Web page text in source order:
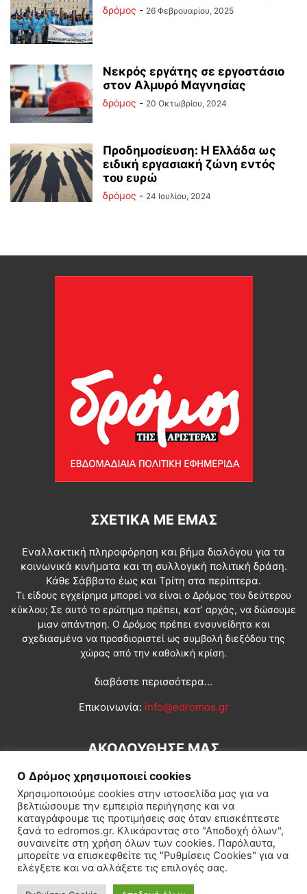
δρόμος - 26 Φεβρουαρίου, 2025
Νεκρός εργάτης σε εργοστάσιο
στον Αλμυρό Μαγνησίας
δρόμος - 20 Οκτωβρίου, 2024
Προδημοσίευση: Η Ελλάδα ως
ειδική εργασιακή ζώνη εντός
του ευρώ
δρόμος - 24 Ιουλίου, 2024
ΣΧΕΤΙΚΆ ΜΕ ΕΜΆΣ
Εναλλακτική πληροφόρηση και βήμα διαλόγου για τα
κοινωνικά κινήματα και τη συλλογική πολιτική δράση.
Κάθε Σάββατο έως και Τρίτη στα περίπτερα.
Τι είδους εγχείρημα μπορεί να είναι ο Δρόμος του δεύτερου
κύκλου; Σε αυτό το ερώτημα πρέπει, κατ’ αρχάς, να δώσουμε
μιαν απάντηση. Ο Δρόμος πρέπει ενσυνείδητα και
σχεδιασμένα να προσδιοριστεί ως συμβολή διεξόδου της
χώρας από την καθολική κρίση.
διαβάστε περισσότερα...
Επικοινωνία: info@edromos.gr
ΑΚΟΛΟΥΘΗΣΕ ΜΑΣ
Εγγραφή συνδρομητή Πολιτική Διεθνή Κοινωνία
Πολιτισμός Αφιερώματα
Ο Δρόμος χρησιμοποιεί cookies
Χρησιμοποιούμε cookies στην ιστοσελίδα μας για να
βελτιώσουμε την εμπειρία περιήγησης και να
καταγράφουμε τις προτιμήσεις σας όταν επισκέπτεστε
ξανά το edromos.gr. Κλικάροντας στο "Αποδοχή όλων",
συναινείτε στη χρήση όλων των cookies. Παρόλαυτα,
μπορείτε να επισκεφθείτε τις "Ρυθμίσεις Cookies" για να
ελέγξετε και να αλλάξετε τις επιλογές σας.